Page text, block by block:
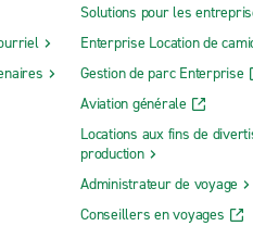
Solutions pour les
Enterprise Location de
Gestion de parc Enterprise
Aviation générale
Locations aux fins de
production
Administrateur de voyage
Conseillers en voyages